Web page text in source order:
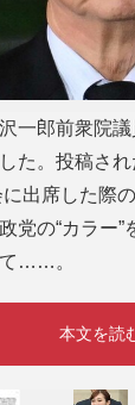
一郎前衆院
た。投稿さ
出席した際
党の“カラー
……。
本文を読